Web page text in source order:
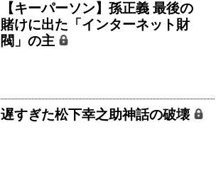
【キーパーソン】孫正義 最後の
賭けに出た「インターネット財
閥」の主
遅すぎた松下幸之助神話の破壊